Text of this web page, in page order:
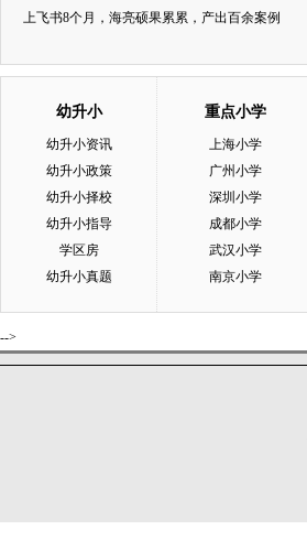
上飞书8个月，海亮硕果累累，产出百余案例
幼升小
幼升小资讯
幼升小政策
幼升小择校
幼升小指导
学区房
幼升小真题
重点小学
上海小学
广州小学
深圳小学
成都小学
武汉小学
南京小学
-->